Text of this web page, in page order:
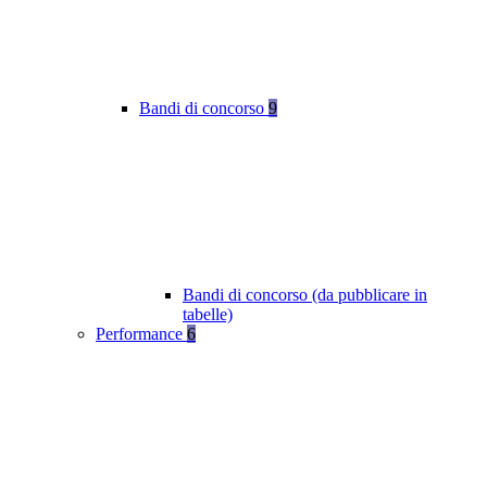
Bandi di concorso 9
Bandi di concorso (da pubblicare in
tabelle)
Performance 6